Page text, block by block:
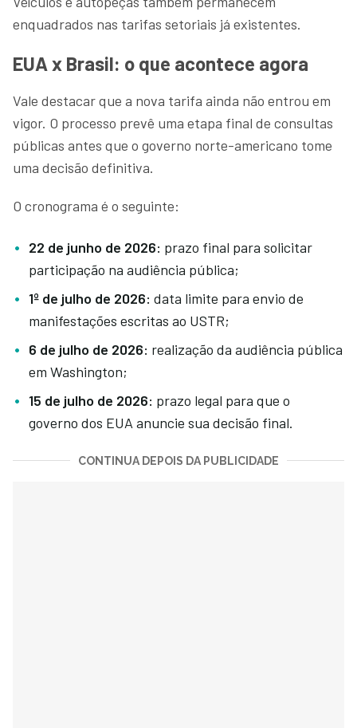
enquadrados nas tarifas setoriais já existentes.
EUA x Brasil: o que acontece agora
Vale destacar que a nova tarifa ainda não entrou em
vigor. O processo prevê uma etapa final de consultas
públicas antes que o governo norte-americano tome
uma decisão definitiva.
O cronograma é o seguinte:
22 de junho de 2026: prazo final para solicitar
participação na audiência pública;
1º de julho de 2026: data limite para envio de
manifestações escritas ao USTR;
6 de julho de 2026: realização da audiência pública
em Washington;
15 de julho de 2026: prazo legal para que o
governo dos EUA anuncie sua decisão final.
CONTINUA DEPOIS DA PUBLICIDADE